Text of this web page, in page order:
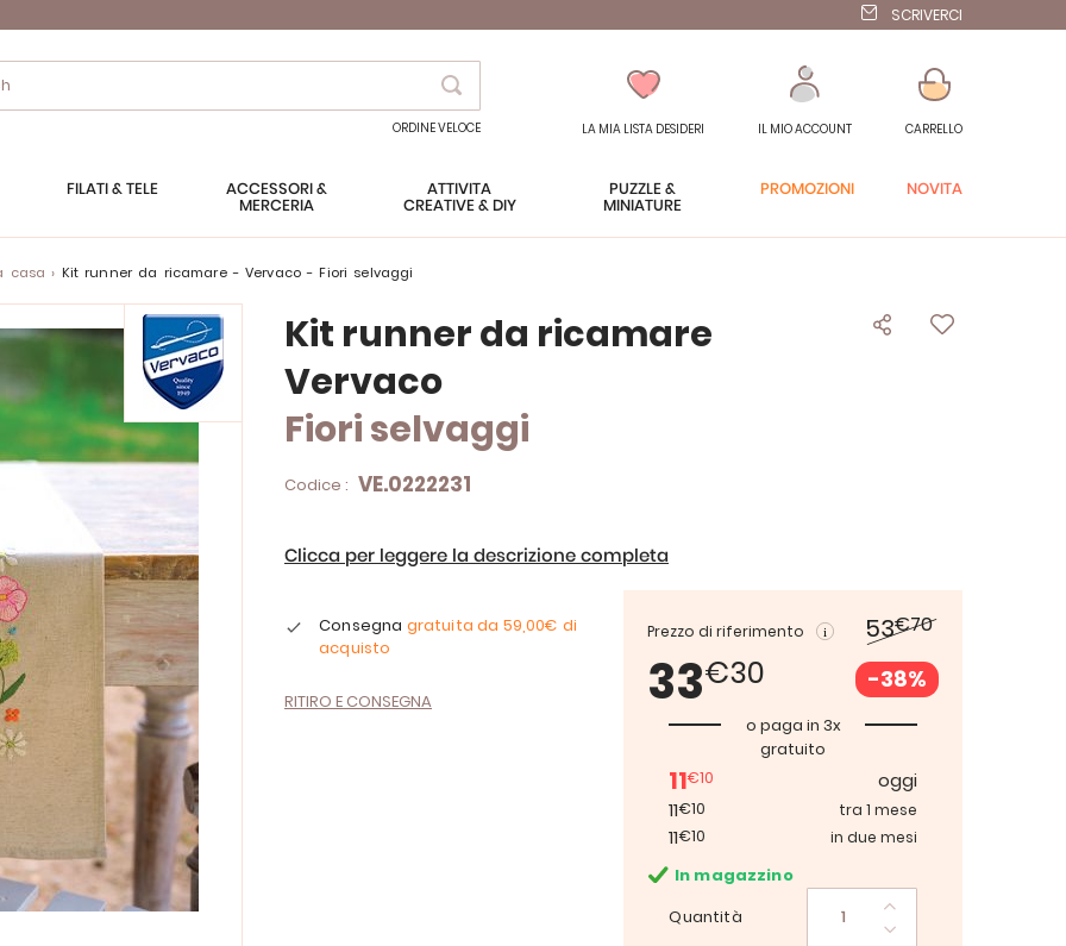
SCRIVERCI
Search
ORDINE VELOCE LA MIA LISTA DESIDERI IL MIO ACCOUNT CARRELLO
FILATI & TELE
ACCESSORI &
MERCERIA
ATTIVITÀ
CREATIVE & DIY
PUZZLE &
MINIATURE
PROMOZIONI NOVITÀ
casa Kit runner da ricamare - Vervaco - Fiori selvaggi
Kit runner da ricamare
Vervaco
Fiori selvaggi
Codice : VE.0222231
Clicca per leggere la descrizione completa
Prezzo di riferimento 53€70
33€30 -38%
o paga in 3x
gratuito
11€10
oggi
11€10 tra 1 mese
11€10 in due mesi
In magazzino
Quantità
Consegna gratuita da 59,00€ di
acquisto
RITIRO E CONSEGNA